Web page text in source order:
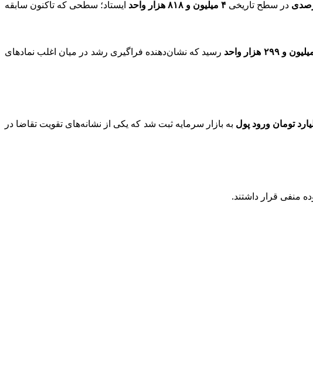
در سطح تاریخی ۴ میلیون و ۸۱۸ هزار واحد
ایستاد؛ سطحی که تاکنون سابقه
و ۲۹۹ هزار واحد
رسید که نشان‌دهنده فراگیری رشد در میان اغلب نمادهای
به بازار سرمایه ثبت شد که یکی از نشانه‌های تقویت تقاضا در
منفی قرار داشتند.